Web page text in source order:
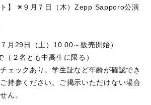
ト】 ※９月７日（木）Zepp Sapporo公演
月29日（土）10:00～販売開始）
２名とも中高生に限る）
ェックあり。学生証など年齢が確認でき
持参ください。ご掲示いただけない場合
ん。